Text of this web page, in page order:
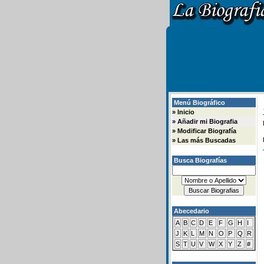
Menú Biográfico
» Inicio
» Añadir mi Biografia
» Modificar Biografía
» Las más Buscadas
Busca Biografías
Abecedario
A B C D E F G H
I
J
K L M N O P Q
R
S T U V W X Y Z #